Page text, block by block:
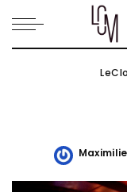
Posted